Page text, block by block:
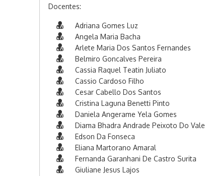
Docentes:
Adriana Gomes Luz
Angela Maria Bacha
Arlete Maria Dos Santos Fernandes
Belmiro Goncalves Pereira
Cassia Raquel Teatin Juliato
Cassio Cardoso Filho
Cesar Cabello Dos Santos
Cristina Laguna Benetti Pinto
Daniela Angerame Yela Gomes
Diama Bhadra Andrade Peixoto Do Vale
Edson Da Fonseca
Eliana Martorano Amaral
Fernanda Garanhani De Castro Surita
Giuliane Jesus Lajos